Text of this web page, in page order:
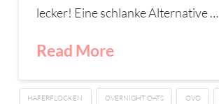
lecker! Eine schlanke Alternative …
Read More
HAFERFLOCKEN OVERNIGHT OATS OVO